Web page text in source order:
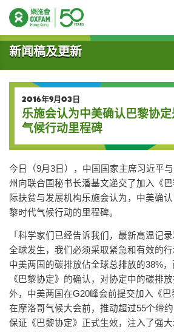
开始主要内容
新闻稿及更新
2016年9月03日
乐施会认为中美确认巴黎协
气候行动里程碑
今日（9月3日），中国国家主席习近平
州向联合国秘书长潘基文递交了加入《
际扶贫与发展机构乐施会认为，中美确
黎时代气候行动的里程碑。
「科学家们已经告诉我们，最新高温记
全球发生，我们必须采取紧急和有效的行
中美两国的碳排放佔全球总排放的38%
《巴黎协定》的确认，对协定中的碳排
外，中美两国在G20峰会前提交加入《
在摩洛哥气候大会前，推动超过55个缔
保证《巴黎协定》正式生效，注入了强